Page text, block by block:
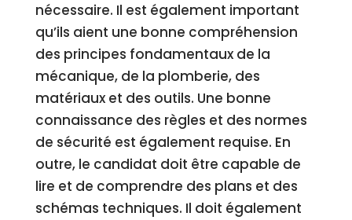
nécessaire. Il est également important
qu’ils aient une bonne compréhension
des principes fondamentaux de la
mécanique, de la plomberie, des
matériaux et des outils. Une bonne
connaissance des règles et des normes
de sécurité est également requise. En
outre, le candidat doit être capable de
lire et de comprendre des plans et des
schémas techniques. Il doit également